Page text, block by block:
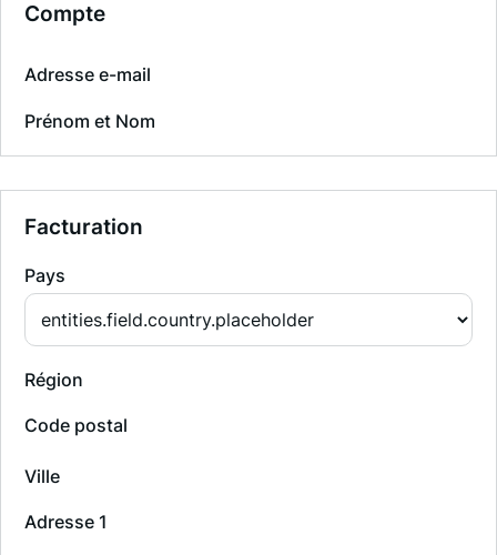
Compte
Adresse e-mail
Prénom et Nom
Facturation
Pays
Région
Code postal
Ville
Adresse 1